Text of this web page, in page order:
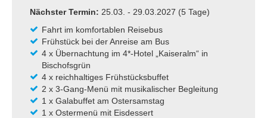
Nächster Termin: 25.03. - 29.03.2027 (5 Tage)
Fahrt im komfortablen Reisebus
Frühstück bei der Anreise am Bus
4 x Übernachtung im 4*-Hotel „Kaiseralm“ in
Bischofsgrün
4 x reichhaltiges Frühstücksbuffet
2 x 3-Gang-Menü mit musikalischer Begleitung
1 x Galabuffet am Ostersamstag
1 x Ostermenü mit Eisdessert